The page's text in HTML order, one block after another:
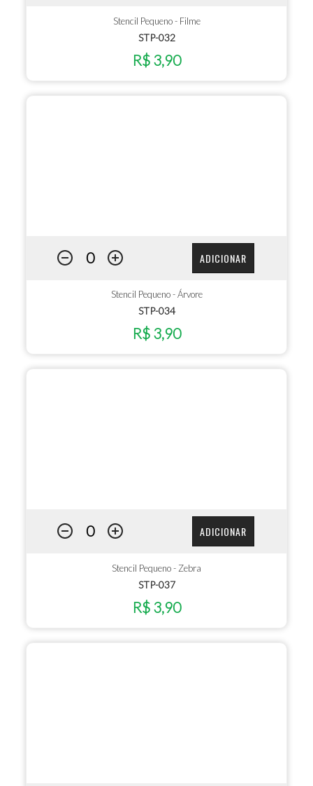
Stencil Pequeno - Filme
STP-032
R$ 3,90
ADICIONAR
Stencil Pequeno - Árvore
STP-034
R$ 3,90
ADICIONAR
Stencil Pequeno - Zebra
STP-037
R$ 3,90